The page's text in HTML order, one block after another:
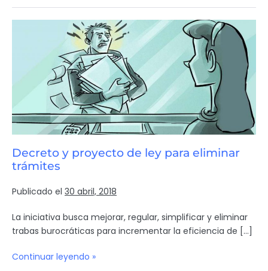
Decreto y proyecto de ley para eliminar
trámites
Publicado el 30 abril, 2018
La iniciativa busca mejorar, regular, simplificar y eliminar
trabas burocráticas para incrementar la eficiencia de […]
Continuar leyendo »